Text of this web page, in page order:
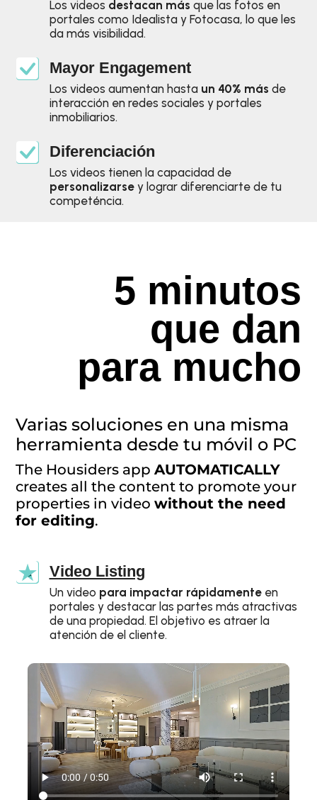
Los videos destacan más que las fotos en
portales como Idealista y Fotocasa, lo que les
da más visibilidad.
Mayor Engagement
Los videos aumentan hasta un 40% más de
interacción en redes sociales y portales
inmobiliarios.
Diferenciación
Los videos tienen la capacidad de
personalizarsey lograr diferenciarte de tu
competéncia.
5 minutos
que dan
para mucho
Varias soluciones en una misma
herramienta desde tu móvil o PC
The Housiders appAUTOMATICALLY
creates all the content to promote your
properties in videowithout the need
for editing.
Video Listing
Un video para impactar rápidamenteen
portales y destacar las partes más atractivas
de una propiedad. El objetivo es atraer la
atención de el cliente.